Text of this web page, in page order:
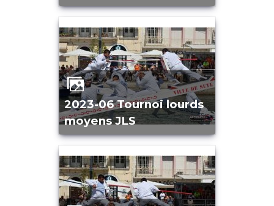
2023-06 Tournoi lourds
moyens JLS